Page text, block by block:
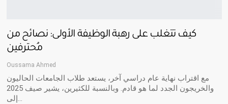
كيف تتغلب على رهبة الوظيفة الأولى: نصائح من
مُحترفين
Oussama Ahmed
مع اقتراب نهاية عام دراسي آخر، يستعد طلاب الجامعات الحاليون
والخريجون الجدد لما هو قادم. وبالنسبة للكثيرين، يشير صيف 2025
إلى…